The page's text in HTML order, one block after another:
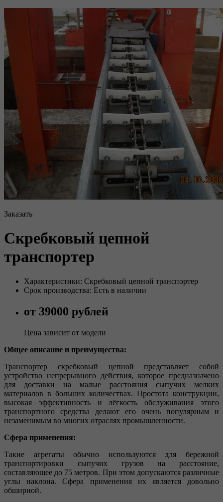
Заказать
Скребковый цепной
транспортер
Характеристики: Скребковый цепной транспортер
Срок производства: Есть в наличии
от 39000 рублей
Цена зависит от модели
Общее описание и преимущества:
Транспортер скребковый цепной представляет собой
устройство непрерывного действия, которое предназначено
для доставки на малые расстояния сыпучих мелких
материалов в больших количествах. Простота конструкции,
высокая эффективность и лёгкость обслуживания этого
транспортного средства делают его очень популярным и
незаменимым во многих отраслях промышленности.
Сфера применения:
Такие агрегаты обычно используются для бережной
транспортировки сыпучих грузов на расстояние,
составляющее до 75 метров. При этом допускаются различные
углы наклона. Сфера применения их является довольно
обширной.